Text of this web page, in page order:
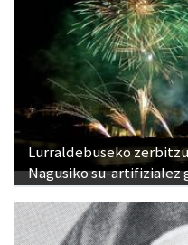
Lurraldebuseko
Nagusiko su-artifizialez